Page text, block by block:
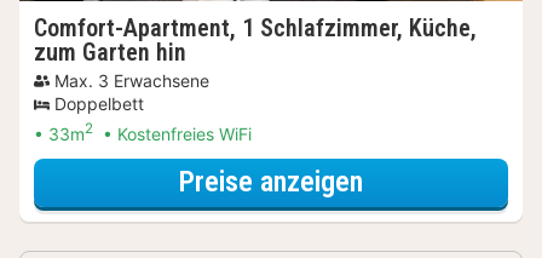
Comfort-Apartment, 1 Schlafzimmer, Küche,
zum Garten hin
Max. 3 Erwachsene
Doppelbett
33m2 Kostenfreies WiFi
Preise anzeigen